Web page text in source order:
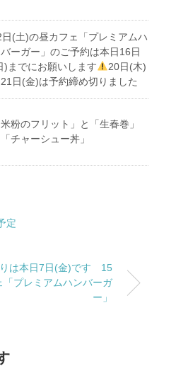
日(土)の昼カフェ「プレミアムハ
バーガー」のご予約は本日16日
)までにお願いします
20日(木)
21日(金)は予約締め切りました
米粉のフリット」と「生春巻」
チャーシュー丼」
定
りは本日7日(金)です 15
「プレミアムハンバーガ
ー」